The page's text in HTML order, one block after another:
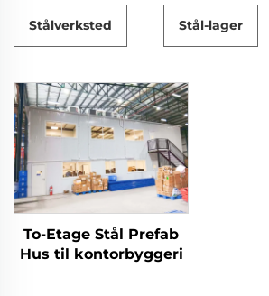
Stålverksted Stål-lager
To-Etage Stål Prefab
Hus til kontorbyggeri